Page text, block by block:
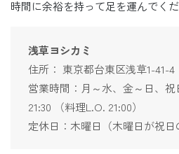
時間に余裕を持って足を運んでくだ
浅草ヨシカミ
住所： 東京都台東区浅草1-41-4
営業時間：月～水、金～日、祝
21:30 （料理L.O. 21:00）
定休日：木曜日（木曜日が祝日